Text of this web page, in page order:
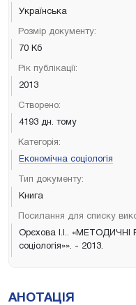
Українська
Розмір документу:
70 Кб
Рік публікації:
2013
Створено:
4193 дн. тому
Категорія:
Економічна соціологія
Тип документу:
Книга
Посилання для списку
Орєхова І.І.. «МЕТОДИЧНІ
соціологія»». - 2013.
АНОТАЦІЯ